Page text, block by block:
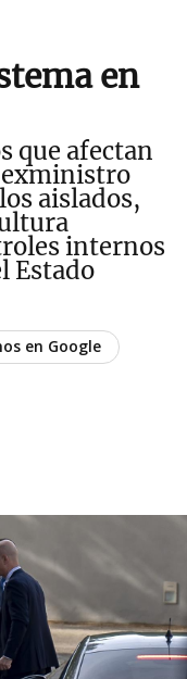
en
que afectan
exministro
aislados,
internos
Estado
en Google